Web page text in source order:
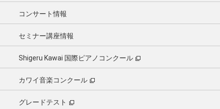
コンサート情報
セミナー講座情報
Shigeru Kawai 国際ピアノコンクール
カワイ音楽コンクール
グレードテスト